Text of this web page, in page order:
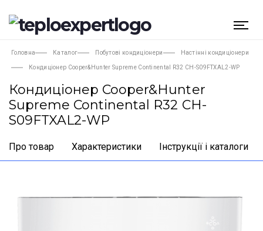
Головна Каталог Побутові кондиціонери Настінні кондиціонери
Кондиціонер Cooper&Hunter Supreme Continental R32 CH-S09FTXAL2-WP
Кондиціонер Cooper&Hunter
Supreme Continental R32 CH-
S09FTXAL2-WP
Про товар Характеристики Інструкції і каталоги